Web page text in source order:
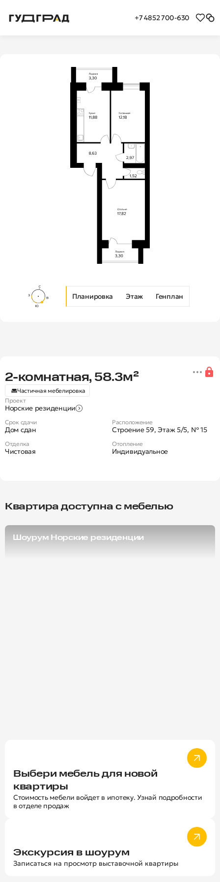
+7 4852 700-630
Планировка Этаж Генплан
Новая 2-комнатная квартира в
2‑комнатная, 58.3м²
Частичная мебелировка
Проект
Норские резиденции
Срок сдачи
Дом сдан
Расположение
Строение 59, Этаж 5/5, № 15
Отделка
Чистовая
Отопление
Индивидуальное
Квартира доступна с мебелью
Шоурум Норские резиденции
Выбери мебель для новой
квартиры
Стоимость мебели войдет в ипотеку. Узнай подробности
в отделе продаж
Экскурсия в шоурум
Записаться на просмотр выставочной квартиры